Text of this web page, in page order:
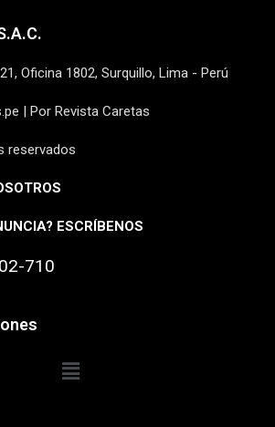
Oficina 1802, Surquillo, Lima - Perú
| Por Revista Caretas
reservados
ESCRÍBENOS
710